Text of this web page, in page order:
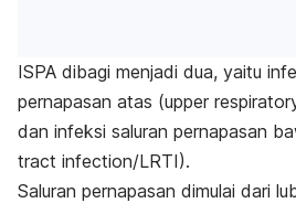
ISPA dibagi menjadi dua, yaitu
pernapasan atas (upper
dan infeksi saluran pernapasan
tract infection/LRTI).
Saluran pernapasan dimulai dari